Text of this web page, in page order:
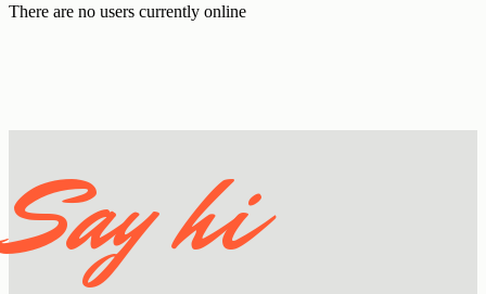
There are no users currently online
Say hi